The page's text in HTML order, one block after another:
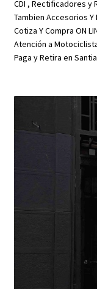
CDI , Rectificadores y
Tambien Accesorios
Cotiza Y Compra ON
Atención a
Paga y Retira en